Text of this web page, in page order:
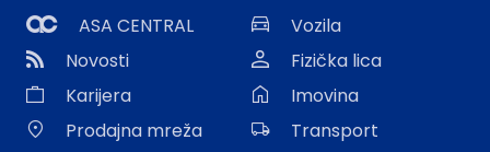
ASA CENTRAL
Novosti
Karijera
Prodajna mreža
Vozila
Fizička lica
Imovina
Transport